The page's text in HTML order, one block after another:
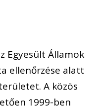
Egyesült Államok
ellenőrzése alatt
A közös
1999-ben